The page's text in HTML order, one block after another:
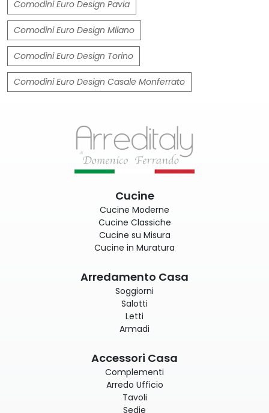
Comodini Euro Design Pavia
Comodini Euro Design Milano
Comodini Euro Design Torino
Comodini Euro Design Casale Monferrato
Cucine
Cucine Moderne
Cucine Classiche
Cucine su Misura
Cucine in Muratura
Arredamento Casa
Soggiorni
Salotti
Letti
Armadi
Accessori Casa
Complementi
Arredo Ufficio
Tavoli
Sedie